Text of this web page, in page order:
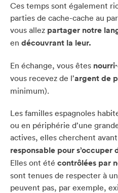
Ces temps sont également
parties de cache-cache au
vous allez partager notre
en découvrant la leur.
En échange, vous êtes
vous recevez de l’argent de
minimum).
Les familles espagnoles
ou en périphérie d’une
actives, elles cherchent
responsable pour s’occuper
Elles ont été contrôlées par
sont tenues de respecter à
peuvent pas, par exemple,